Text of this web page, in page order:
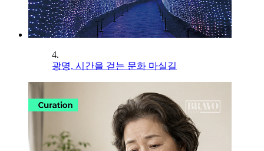
4.
광명, 시간을 걷는 문화 마실길